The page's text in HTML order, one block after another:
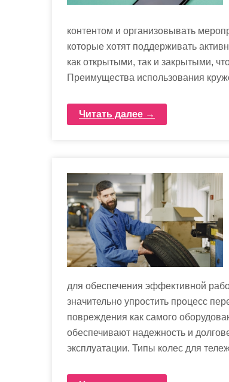
контентом и организовывать
которые хотят поддерживать
как открытыми, так и закрытыми,
Преимущества использования
Читать далее →
для обеспечения эффективной
значительно упростить процесс
повреждения как самого
обеспечивают надежность и
эксплуатации. Типы колес для